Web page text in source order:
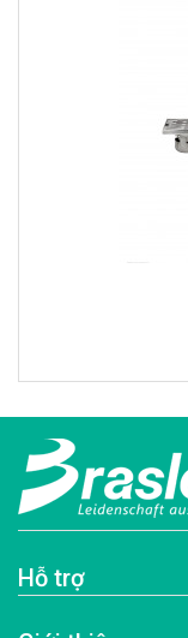
Hỗ trợ